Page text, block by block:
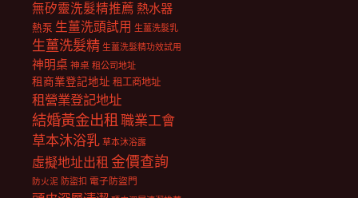
無矽靈洗髮精推薦 熱水器
熱泵 生薑洗頭試用 生薑洗髮乳
生薑洗髮精 生薑洗髮精功效試用
神明桌 神桌 租公司地址
租商業登記地址 租工商地址
租營業登記地址
結婚黃金出租職業工會
草本沐浴乳 草本沐浴露
虛擬地址出租 金價查詢
防火泥 防盜扣 電子防盜門